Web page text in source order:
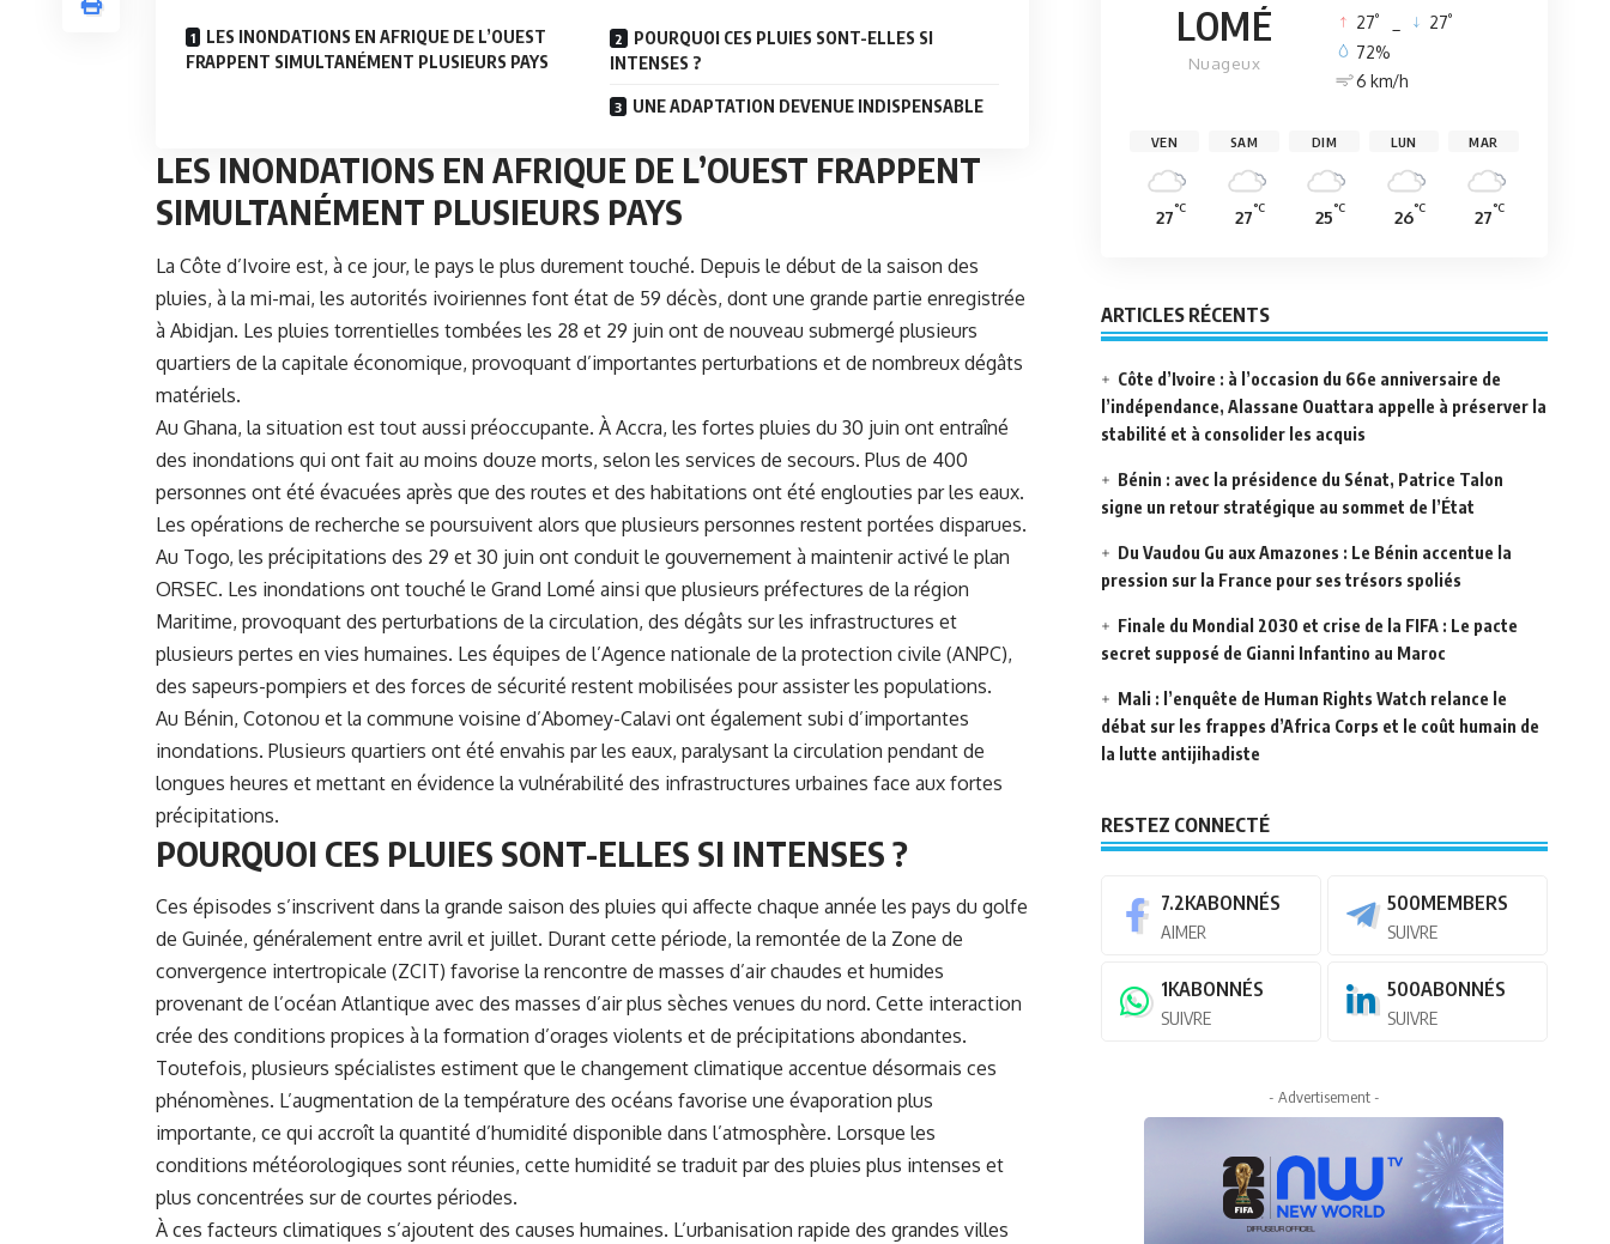
LES INONDATIONS EN AFRIQUE DE L’OUEST
FRAPPENT SIMULTANÉMENT PLUSIEURS PAYS
POURQUOI CES PLUIES SONT-ELLES SI
INTENSES ?
UNE ADAPTATION DEVENUE INDISPENSABLE
LES INONDATIONS EN AFRIQUE DE L’OUEST FRAPPENT
SIMULTANÉMENT PLUSIEURS PAYS
La Côte d’Ivoire est, à ce jour, le pays le plus durement touché. Depuis le début de la saison des
pluies, à la mi-mai, les autorités ivoiriennes font état de 59 décès, dont une grande partie enregistrée
à Abidjan. Les pluies torrentielles tombées les 28 et 29 juin ont de nouveau submergé plusieurs
quartiers de la capitale économique, provoquant d’importantes perturbations et de nombreux dégâts
matériels.
Au Ghana, la situation est tout aussi préoccupante. À Accra, les fortes pluies du 30 juin ont entraîné
des inondations qui ont fait au moins douze morts, selon les services de secours. Plus de 400
personnes ont été évacuées après que des routes et des habitations ont été englouties par les eaux.
Les opérations de recherche se poursuivent alors que plusieurs personnes restent portées disparues.
Au Togo, les précipitations des 29 et 30 juin ont conduit le gouvernement à maintenir activé le plan
ORSEC. Les inondations ont touché le Grand Lomé ainsi que plusieurs préfectures de la région
Maritime, provoquant des perturbations de la circulation, des dégâts sur les infrastructures et
plusieurs pertes en vies humaines. Les équipes de l’Agence nationale de la protection civile (ANPC),
des sapeurs-pompiers et des forces de sécurité restent mobilisées pour assister les populations.
Au Bénin, Cotonou et la commune voisine d’Abomey-Calavi ont également subi d’importantes
inondations. Plusieurs quartiers ont été envahis par les eaux, paralysant la circulation pendant de
longues heures et mettant en évidence la vulnérabilité des infrastructures urbaines face aux fortes
précipitations.
POURQUOI CES PLUIES SONT-ELLES SI INTENSES ?
Ces épisodes s’inscrivent dans la grande saison des pluies qui affecte chaque année les pays du golfe
de Guinée, généralement entre avril et juillet. Durant cette période, la remontée de la Zone de
convergence intertropicale (ZCIT) favorise la rencontre de masses d’air chaudes et humides
provenant de l’océan Atlantique avec des masses d’air plus sèches venues du nord. Cette interaction
crée des conditions propices à la formation d’orages violents et de précipitations abondantes.
Toutefois, plusieurs spécialistes estiment que le changement climatique accentue désormais ces
phénomènes. L’augmentation de la température des océans favorise une évaporation plus
importante, ce qui accroît la quantité d’humidité disponible dans l’atmosphère. Lorsque les
conditions météorologiques sont réunies, cette humidité se traduit par des pluies plus intenses et
plus concentrées sur de courtes périodes.
À ces facteurs climatiques s’ajoutent des causes humaines. L’urbanisation rapide des grandes villes
LOMÉ
Nuageux
27° 27°
72%
6 km/h
VEN
27°C
SAM
27°C
DIM
25°C
LUN
26°C
MAR
27°C
ARTICLES RÉCENTS
Côte d’Ivoire : à l’occasion du 66e anniversaire de
l’indépendance, Alassane Ouattara appelle à préserver la
stabilité et à consolider les acquis
Bénin : avec la présidence du Sénat, Patrice Talon
signe un retour stratégique au sommet de l’État
Du Vaudou Gu aux Amazones : Le Bénin accentue la
pression sur la France pour ses trésors spoliés
Finale du Mondial 2030 et crise de la FIFA : Le pacte
secret supposé de Gianni Infantino au Maroc
Mali : l’enquête de Human Rights Watch relance le
débat sur les frappes d’Africa Corps et le coût humain de
la lutte antijihadiste
RESTEZ CONNECTÉ
7.2KABONNÉS
AIMER
500MEMBERS
SUIVRE
1KABONNÉS
SUIVRE
500ABONNÉS
SUIVRE
- Advertisement -